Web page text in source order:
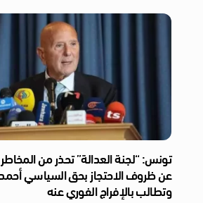
تونس: “لجنة العدالة” تحذر من
عن ظروف الاحتجاز بحق السياسي
وتطالب بالإفراج الفوري عنه